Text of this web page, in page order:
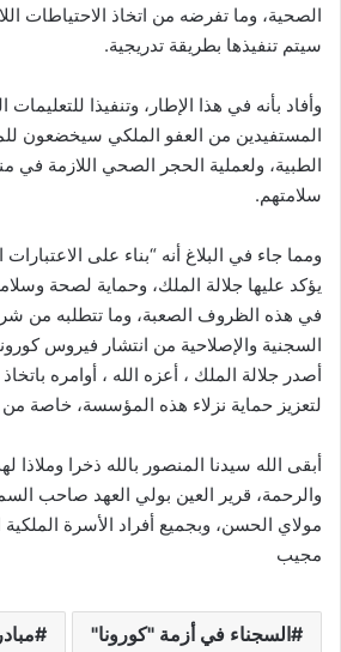
الصحية، وما تفرضه من اتخاذ الاحتياطات
سيتم تنفيذها بطريقة تدريجية.
وأفاد بأنه في هذا الإطار، وتنفيذا للتعليمات
المستفيدين من العفو الملكي سيخضعون
الطبية، ولعملية الحجر الصحي اللازمة في
سلامتهم.
ومما جاء في البلاغ أنه “بناء على الاعتبارات
يؤكد عليها جلالة الملك، وحماية لصحة
في هذه الظروف الصعبة، وما تتطلبه من
أصدر جلالة الملك ، أعزه الله ، أوامره باتخاذ
لتعزيز حماية نزلاء هذه المؤسسة، خاصة من
أبقى الله سيدنا المنصور بالله ذخرا وملاذا
والرحمة، قرير العين بولي العهد صاحب
مولاي الحسن، وبجميع أفراد الأسرة
مجيب
السجناء في أزمة "كورونا"